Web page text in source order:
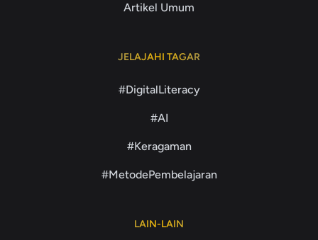
Artikel Umum
JELAJAHI TAGAR
#DigitalLiteracy
#AI
#Keragaman
#MetodePembelajaran
LAIN-LAIN